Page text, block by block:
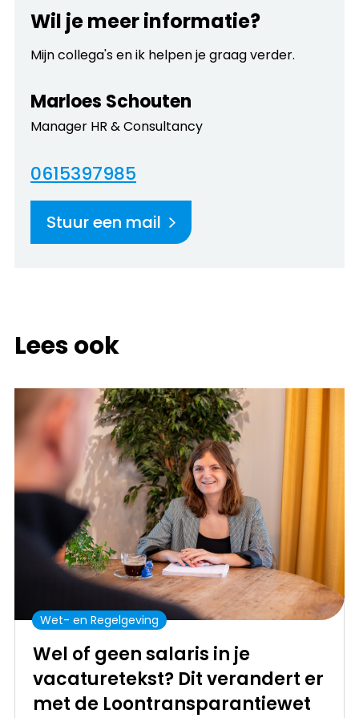
Wil je meer informatie?
Mijn collega's en ik helpen je graag verder.
Marloes Schouten
Manager HR & Consultancy
0615397985
Stuur een mail
Lees ook
Wet- en Regelgeving
Wel of geen salaris in je
vacaturetekst? Dit verandert er
met de Loontransparantiewet